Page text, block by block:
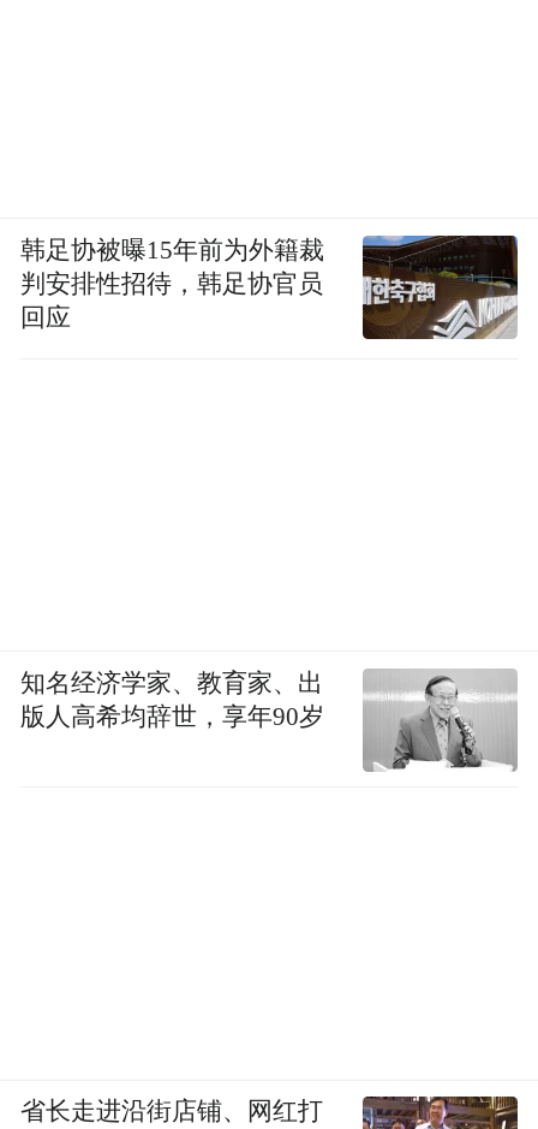
韩足协被曝15年前为外籍裁
判安排性招待，韩足协官员
回应
知名经济学家、教育家、出
版人高希均辞世，享年90岁
省长走进沿街店铺、网红打